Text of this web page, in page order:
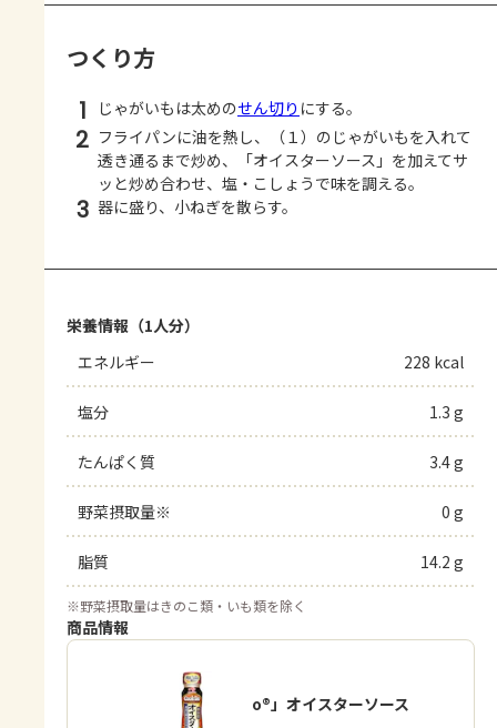
つくり方
1 じゃがいもは太めのせん切り にする。
2 フライパンに油を熱し、（１）のじゃがいもを入れて
透き通るまで炒め、「オイスターソース」を加えてサ
ッと炒め合わせ、塩・こしょうで味を調える。
3 器に盛り、小ねぎを散らす。
栄養情報（1人分）
エネルギー
228 kcal
塩分 1.3 g
たんぱく質 3.4 g
野菜摂取量※ 0 g
脂質 14.2 g
※野菜摂取量はきのこ類・いも類を除く
商品情報
「Cook Do®」オイスターソース